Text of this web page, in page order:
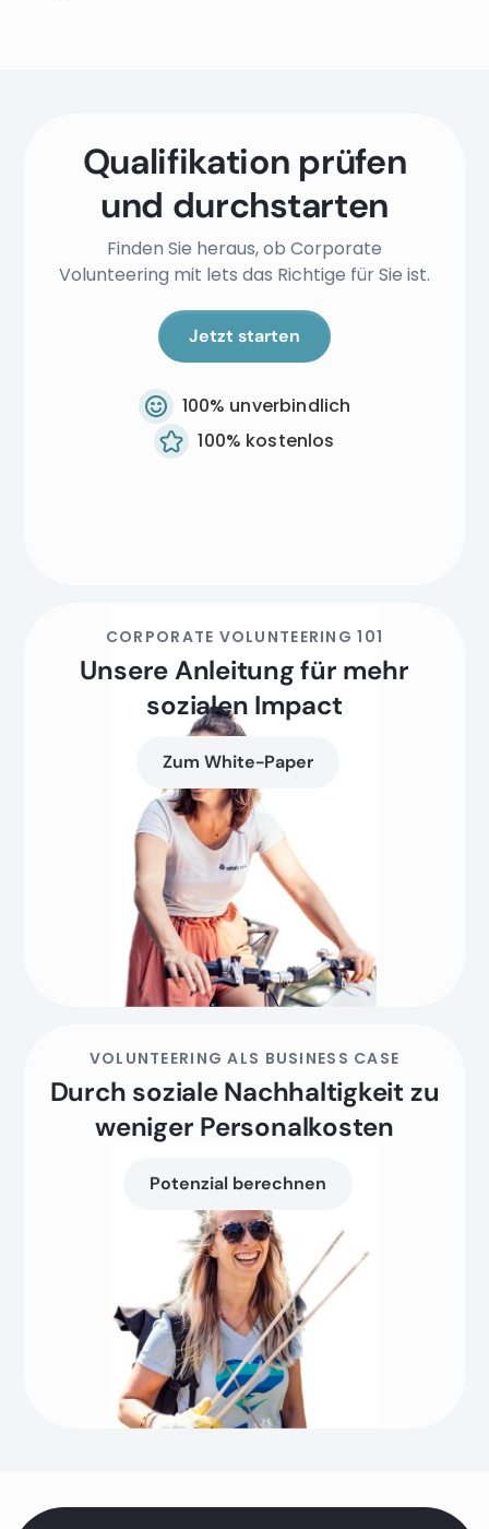
Qualifikation prüfen
und durchstarten
Finden Sie heraus, ob Corporate
Volunteering mit lets das Richtige für Sie ist.
Jetzt starten
100% unverbindlich
100% kostenlos
CORPORATE VOLUNTEERING 101
Unsere Anleitung für mehr
sozialen Impact
Zum White-Paper
VOLUNTEERING ALS BUSINESS CASE
Durch soziale Nachhaltigkeit zu
weniger Personalkosten
Potenzial berechnen